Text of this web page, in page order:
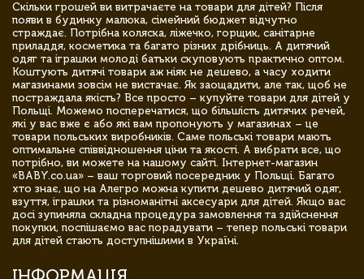
Скільки грошей ви витрачаєте на товари для дітей? Після
появи в будинку малюка, сімейний бюджет відчутно
страждає. Потрібна коляска, ліжечко, горщик, санітарне
приладдя, косметика та багато різних дрібниць. А дитячий
одяг та іграшки молоді батьки скуповують практично оптом.
Коштують дитячі товари аж ніяк не дешево, а часу ходити
магазинами зовсім не вистачає. Як заощадити, але так, щоб не
постраждала якість? Все просто – купуйте товари для дітей у
Польщі. Можемо посперечатися, що більшість дитячих речей,
які у вас вже є або які вам пропонують у магазинах – це
товари польських виробників. Саме польські товари мають
оптимальне співвідношення ціни та якості. А вибрати все, що
потрібно, ви можете на нашому сайті. Інтернет-магазин
«BABY.co.ua» – ваш торговий посередник у Польщі. Багато
хто знає, що на Алегро можна купити дешево дитячий одяг,
взуття, іграшки та різноманітні аксесуари для дітей. Якщо вас
досі зупиняла складна процедура замовлення та здійснення
покупки, поспішаємо вас порадувати – тепер польські товари
для дітей стають доступнішими в Україні.